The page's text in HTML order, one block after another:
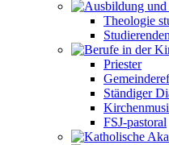
Theologie
Priester
Ständiger
FSJ-pastoral